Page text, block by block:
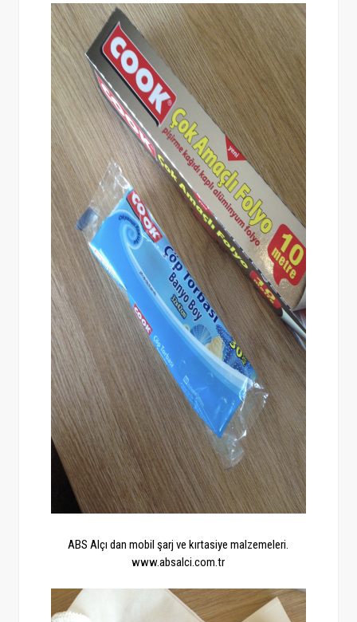
ABS Alçı dan mobil şarj ve kırtasiye malzemeleri.
www.absalci.com.tr